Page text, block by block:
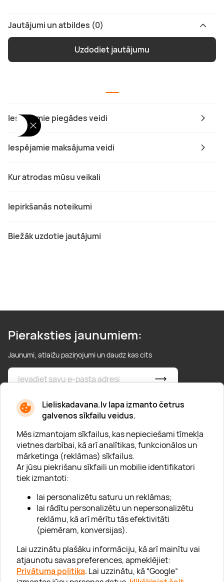
Lieliskadavana.lv lapa izmanto četrus
galvenos sīkfailu veidus.
Mēs izmantojam sīkfailus, kas nepieciešami tīmekļa
vietnes darbībai, kā arī analītikas, funkcionālos un
mārketinga (reklāmas) sīkfailus.
Ar jūsu piekrišanu sīkfaili un mobilie identifikatori
tiek izmantoti:
lai personalizētu saturu un reklāmas;
lai rādītu personalizētu un nepersonalizētu
reklāmu, kā arī mērītu tās efektivitāti
(piemēram, konversijas).
Lai uzzinātu plašāku informāciju, kā arī mainītu vai
atjaunotu savas preferences, apmeklējiet:
Privātuma politika. Lai uzzinātu, kā “Google”
Iespējamie piegādes veidi
Iespējamie maksājuma veidi
Kur atrodas mūsu veikali
Iepirkšanās noteikumi
Biežāk uzdotie jautājumi
Jautājumi un atbildes (0)
Uzdodiet jautājumu
Pieraksties jaunumiem:
Jaunumi, atlaižu paziņojumi un daudz kas cits
* Esmu iepazinies/usies ar privātuma politiku
Par "Lieliska dāvana"
Uzņēmumiem
Palīdzība